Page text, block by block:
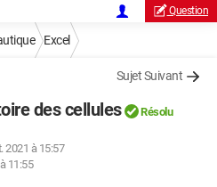
Question
Excel
Sujet Suivant
des cellules Résolu
2021 à 15:57
11:55